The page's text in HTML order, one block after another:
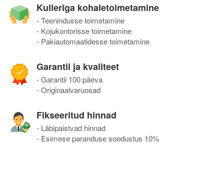
Kulleriga kohaletoimetamine
- Teenindusse toimetamine
- Kojukontorisse toimetamine
- Pakiautomaatidesse toimetamine
Garantii ja kvaliteet
- Garantii 100 päeva
- Originaalvaruosad
Fikseeritud hinnad
- Läbipaistvad hinnad
- Esimese paranduse soodustus 10%